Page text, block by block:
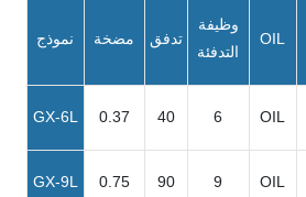
نموذج مضخة تدفق
وظيفة
التدفئة
OIL
GX-6L 0.37 40 6 OIL
GX-9L 0.75 90 9 OIL